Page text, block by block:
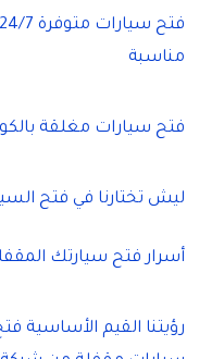
مناسبة
فتح سيارات مغلقة
ليش تختارنا في فتح
أسرار فتح سيارتك
رؤيتنا القيم الأساسية